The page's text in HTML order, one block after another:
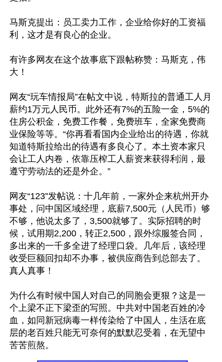
马斯克提出：员工卖力工作，企业给你好的工资福
利，这才是有良心的企业。
有许多网友在这个故事底下跟帖称赞：马斯克，伟
大！
网友“玩车情报局”在帖文中说，特斯拉的普通工人月
薪约1万元人民币。此外还有7%的五险一金，5%的
住房公积金，免费工作餐，免费班车，全家免费商
业保险等等。“你再看看国内企业给出的待遇，你就
知道特斯拉给出的待遇有多良心了。本土资本家只
会让工人内卷，依靠压榨工人薪资来获得利润，最
遵守劳动法的还是外企。”
网友“123”发帖说：十几年前，一家外企来杭州开办
事处，问中国区域经理，底薪7,500元（人民币）够
不够，他说太多了，3,500就够了。实际招聘的时
候，试用期2,200，转正2,500，跟外综服签合同，
多出来的一千多全进了经理口袋。几年后，该经理
收受巨额回扣却不办事，被供应商告到总部去了。
真人真事！
为什么有时候中国人对自己的同胞会更狠？这是一
个上梁不正下梁歪的写照。中共对中国老百姓的冷
血，如同新冠病毒一样传染给了中国人，生活在底
层的老百姓只能无可奈何的默默忍受着，在无望中